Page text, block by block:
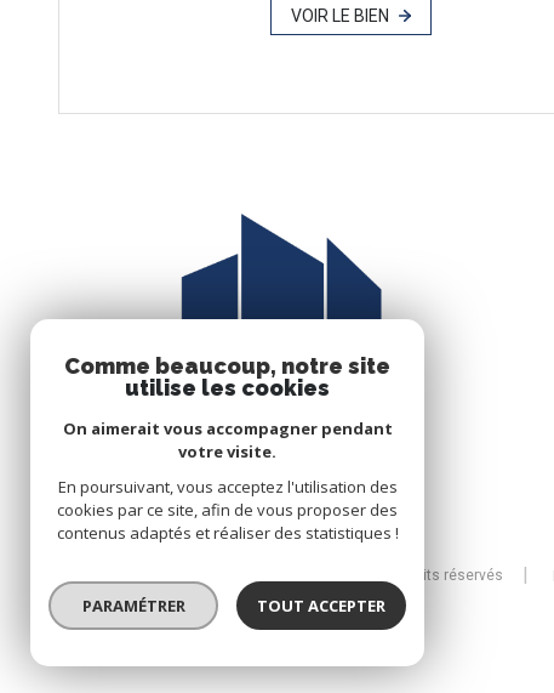
VOIR LE BIEN
© 2026 | Tous droits réservés
Comme beaucoup, notre site
utilise les cookies
On aimerait vous accompagner pendant
votre visite.
En poursuivant, vous acceptez l'utilisation des
cookies par ce site, afin de vous proposer des
contenus adaptés et réaliser des statistiques !
PARAMÉTRER TOUT ACCEPTER